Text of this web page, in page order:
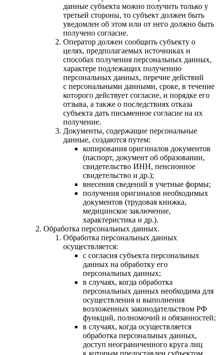
данные субъекта можно получить только у
третьей стороны, то субъект должен быть
уведомлен об этом или от него должно быть
получено согласие.
Оператор должен сообщить субъекту о
целях, предполагаемых источниках и
способах получения персональных данных,
характере подлежащих получению
персональных данных, перечне действий
с персональными данными, сроке, в течение
которого действует согласие, и порядке его
отзыва, а также о последствиях отказа
субъекта дать письменное согласие на их
получение.
Документы, содержащие персональные
данные, создаются путем:
копирования оригиналов документов
(паспорт, документ об образовании,
свидетельство ИНН, пенсионное
свидетельство и др.);
внесения сведений в учетные формы;
получения оригиналов необходимых
документов (трудовая книжка,
медицинское заключение,
характеристика и др.).
Обработка персональных данных.
Обработка персональных данных
осуществляется:
с согласия субъекта персональных
данных на обработку его
персональных данных;
в случаях, когда обработка
персональных данных необходима для
осуществления и выполнения
возложенных законодательством РФ
функций, полномочий и обязанностей;
в случаях, когда осуществляется
обработка персональных данных,
доступ неограниченного круга лиц
к которым предоставлен субъектом